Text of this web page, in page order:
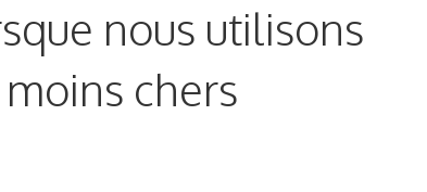
nous utilisons
chers